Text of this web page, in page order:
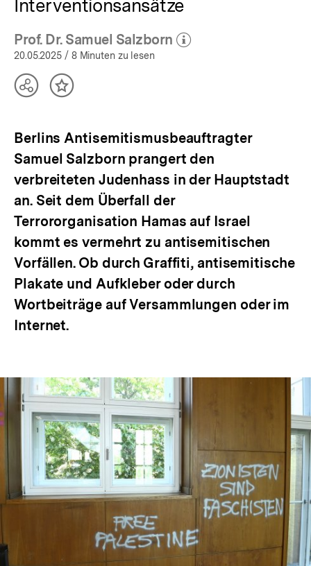
Interventionsansätze
Prof. Dr. Samuel Salzborn
(Mehr zum Autor)
20.05.2025 / 8 Minuten zu lesen
TeilenInhalt
Berlins Antisemitismusbeauftragter
Samuel Salzborn prangert den
verbreiteten Judenhass in der Hauptstadt
an. Seit dem Überfall der
Terrororganisation Hamas auf Israel
kommt es vermehrt zu antisemitischen
Vorfällen. Ob durch Graffiti, antisemitische
Plakate und Aufkleber oder durch
Wortbeiträge auf Versammlungen oder im
Internet.